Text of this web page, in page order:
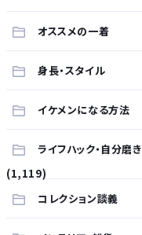
オススメの一着
身長・スタイル
イケメンになる方法
ライフハック・自分磨き
(1,119)
コレクション談義